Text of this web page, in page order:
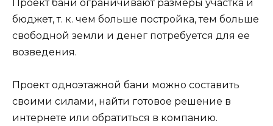
Проект бани ограничивают размеры участка и
бюджет, т. к. чем больше постройка, тем больше
свободной земли и денег потребуется для ее
возведения.
Проект одноэтажной бани можно составить
своими силами, найти готовое решение в
интернете или обратиться в компанию.